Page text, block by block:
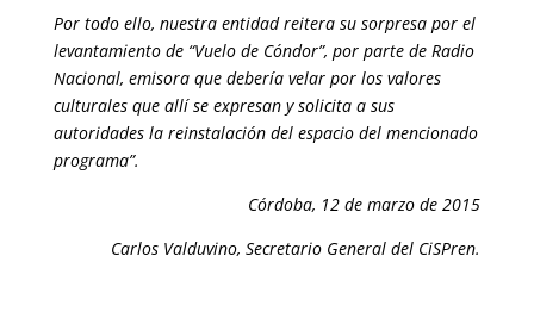
Por todo ello, nuestra entidad reitera su sorpresa por el
levantamiento de “Vuelo de Cóndor”, por parte de Radio
Nacional, emisora que debería velar por los valores
culturales que allí se expresan y solicita a sus
autoridades la reinstalación del espacio del mencionado
programa”.
Córdoba, 12 de marzo de 2015
Carlos Valduvino, Secretario General del CiSPren.